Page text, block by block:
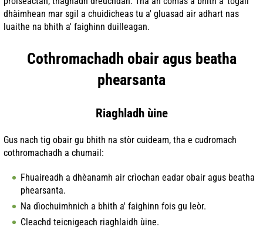
dhàimhean mar sgil a chuidicheas tu a' gluasad air adhart nas
luaithe na bhith a' faighinn duilleagan.
Cothromachadh obair agus beatha
phearsanta
Riaghladh ùine
Gus nach tig obair gu bhith na stòr cuideam, tha e cudromach
cothromachadh a chumail:
Fhuaireadh a dhèanamh air crìochan eadar obair agus beatha
phearsanta.
Na dìochuimhnich a bhith a' faighinn fois gu leòr.
Cleachd teicnigeach riaghlaidh ùine.